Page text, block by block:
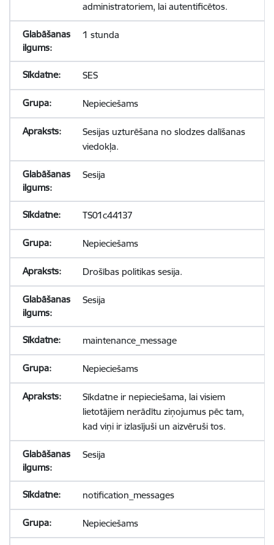
administratoriem, lai autentificētos.
1 stunda
SES
Nepieciešams
Sesijas uzturēšana no slodzes dalīšanas
viedokļa.
Sesija
TS01c44137
Nepieciešams
Drošības politikas sesija.
Sesija
maintenance_message
Nepieciešams
Sīkdatne ir nepieciešama, lai visiem
lietotājiem nerādītu ziņojumus pēc tam,
kad viņi ir izlasījuši un aizvēruši tos.
Sesija
notification_messages
Nepieciešams